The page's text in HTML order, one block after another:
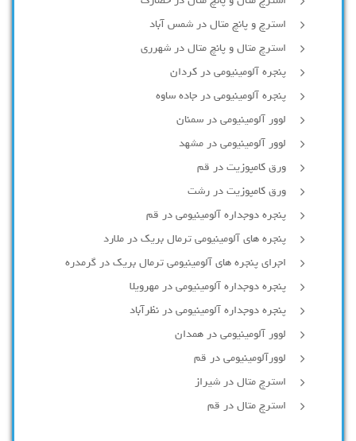
استرچ و پانچ متال در شمس آباد
استرچ متال و پانچ متال در شهرری
پنجره آلومینیومی در کردان
پنجره آلومینیومی در جاده ساوه
لوور آلومینیومی در سمنان
لوور آلومینیومی در مشهد
ورق کامپوزیت در قم
ورق کامپوزیت در رشت
پنجره دوجداره آلومينيومی در قم
پنجره های آلومینیومی ترمال بریک در ملارد
اجرای پنجره های آلومینیومی ترمال بریک در گرمدره
پنجره دوجداره آلومینیومی در مهرویلا
پنجره دوجداره آلومینیومی در نظرآباد
لوور آلومینیومی در همدان
لوورآلومینیومی در قم
استرچ متال در شیراز
استرچ متال در قم